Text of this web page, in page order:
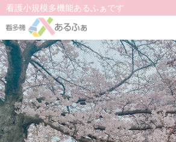
看護小規模多機能あるふぁです